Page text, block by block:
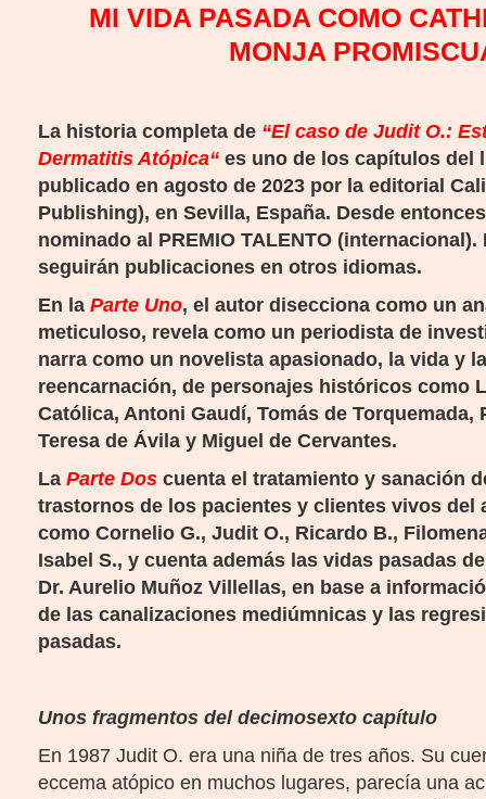
MI VIDA PASADA COMO
MONJA
La historia completa de “El caso de Judit O.:
Dermatitis Atópica“ es uno de los capítulos del
publicado en agosto de 2023 por la editorial
Publishing), en Sevilla, España. Desde
nominado al PREMIO TALENTO
seguirán publicaciones en otros idiomas.
En la Parte Uno, el autor disecciona como un
meticuloso, revela como un periodista de
narra como un novelista apasionado, la vida y
reencarnación, de personajes históricos como
Católica, Antoni Gaudí, Tomás de Torquemada,
Teresa de Ávila y Miguel de Cervantes.
La Parte Dos cuenta el tratamiento y sanación
trastornos de los pacientes y clientes vivos del
como Cornelio G., Judit O., Ricardo B.,
Isabel S., y cuenta además las vidas pasadas
Dr. Aurelio Muñoz Villellas, en base a
de las canalizaciones mediúmnicas y las
pasadas.
Unos fragmentos del decimosexto capítulo
En 1987 Judit O. era una niña de tres años. Su
eccema atópico en muchos lugares, parecía una